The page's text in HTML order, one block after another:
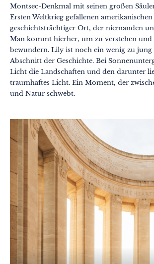
Montsec-Denkmal mit seinen großen
Ersten Weltkrieg gefallenen
geschichtsträchtiger Ort, der niemanden
Man kommt hierher, um zu verstehen
bewundern. Lily ist noch ein wenig zu jung
Abschnitt der Geschichte. Bei
Licht die Landschaften und den darunter
traumhaftes Licht. Ein Moment, der
und Natur schwebt.